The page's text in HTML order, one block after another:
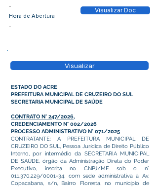
-
Hora de Abertura
Visualizar Doc
-
Visualizar
ESTADO DO ACRE
PREFEITURA MUNICIPAL DE CRUZEIRO DO SUL
SECRETARIA MUNICIPAL DE SAÚDE
CONTRATO N° 247/2026,
CREDENCIAMENTO N° 002/2026
PROCESSO ADMINISTRATIVO N° 071/2025
CONTRATANTE: A PREFEITURA MUNICIPAL DE
CRUZEIRO DO SUL, Pessoa Jurídica de Direito Público
Interno, por intermédio da SECRETARIA MUNICIPAL
DE SAÚDE, órgão da Administração Direta do Poder
Executivo, inscrita no CNPJ/MF sob o n°
011.370.229/0001-34, com sede administrativa à Av.
Copacabana, s/n, Bairro Floresta, no município de